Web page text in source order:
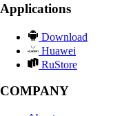
Applications
Download
Huawei
RuStore
COMPANY